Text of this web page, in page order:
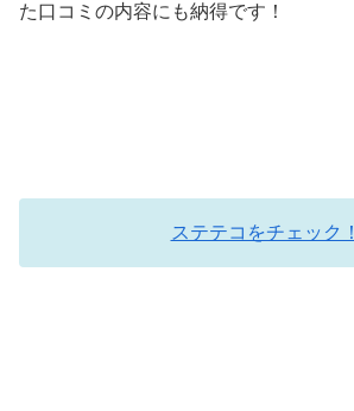
た口コミの内容にも納得です！
ステテコをチェック！